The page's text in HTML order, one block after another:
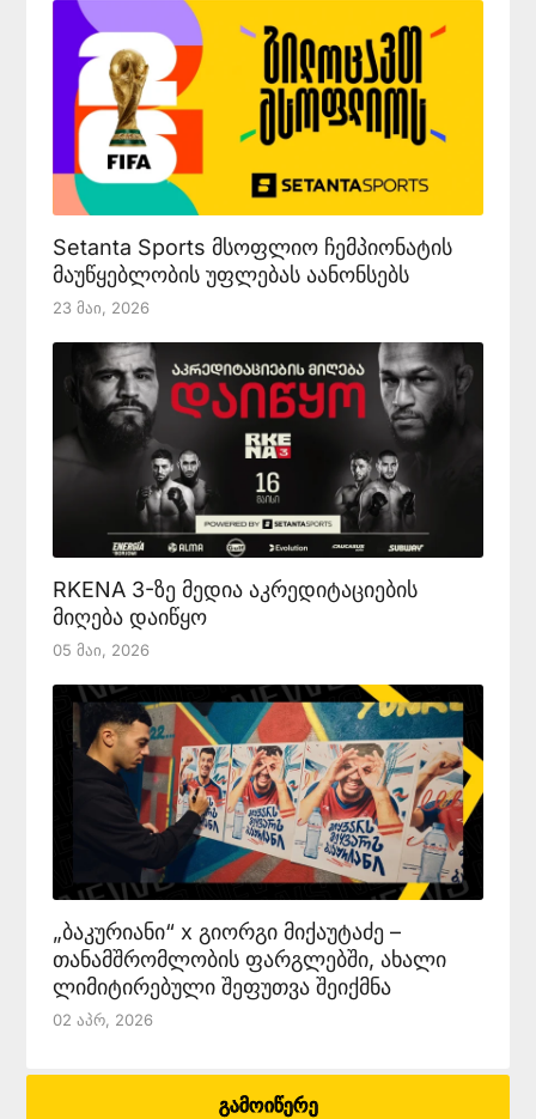
Setanta Sports მსოფლიო ჩემპიონატის
მაუწყებლობის უფლებას აანონსებს
23 Მაი, 2026
RKENA 3-ზე მედია აკრედიტაციების
მიღება დაიწყო
05 Მაი, 2026
„ბაკურიანი“ x გიორგი მიქაუტაძე –
თანამშრომლობის ფარგლებში, ახალი
ლიმიტირებული შეფუთვა შეიქმნა
02 Აპრ, 2026
გამოიწერე